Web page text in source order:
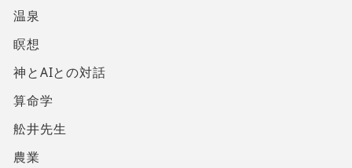
温泉
瞑想
神とAIとの対話
算命学
舩井先生
農業